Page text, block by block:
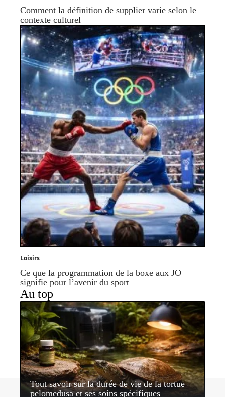
Comment la définition de supplier varie selon le
contexte culturel
Loisirs
Ce que la programmation de la boxe aux JO
signifie pour l’avenir du sport
Au top
Tout savoir sur la durée de vie de la tortue
pelomedusa et ses soins spécifiques
Contact Mentions légales Sitemap